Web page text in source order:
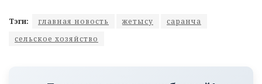
Тэги: главная новость жетысу
саранча
сельское хозяйство